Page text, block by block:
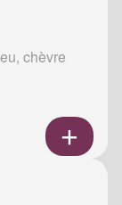
chèvre